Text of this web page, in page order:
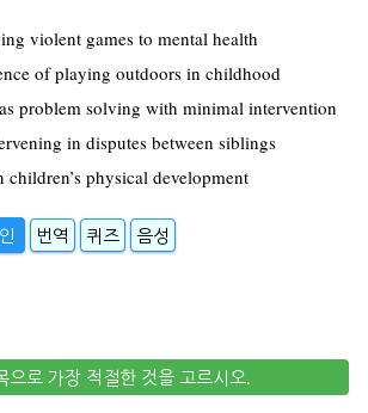
violent games to mental health
of playing outdoors in childhood
problem solving with minimal intervention
in disputes between siblings
children’s physical development
번역 퀴즈 음성
으로 가장 적절한 것을 고르시오.